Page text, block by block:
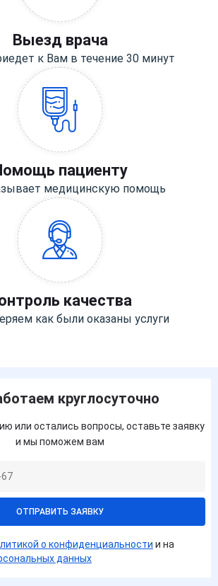
Выезд врача
к Вам в течение 30 минут
пациенту
медицинскую помощь
качества
как были оказаны услуги
круглосуточно
или остались вопросы, оставьте заявку
и мы поможем вам
ОТПРАВИТЬ ЗАЯВКУ
о конфиденциальности и на
данных